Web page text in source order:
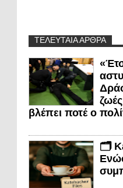
ΤΕΛΕΥΤΑΙΑ ΑΡΘΡΑ
βλέπει ποτέ ο
🗂️